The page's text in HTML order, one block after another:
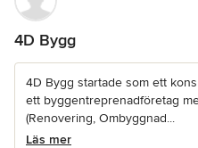
4D Bygg
4D Bygg startade som ett
ett byggentreprenadföretag
(Renovering, Ombyggnad...
Läs mer